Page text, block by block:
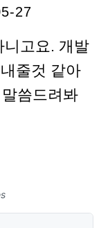
27
니고요. 개발
줄것 같아
씀드려봐